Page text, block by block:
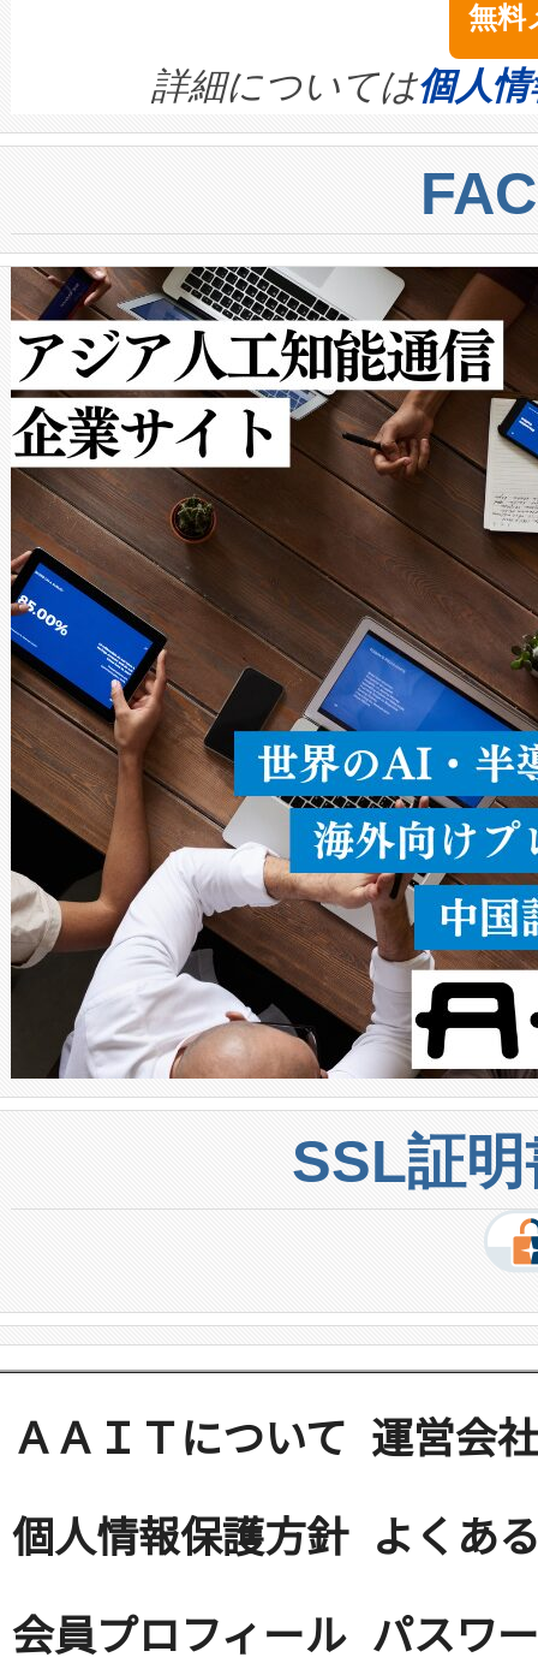
きます。この効率性は、フェ
ます。 Voltaiq provides a
quality and reliability for AI
BESS stack to ensure battery
centers. Voltaiqは、ai&のAI
からシステム統合、試運転、
クルの各段階のデータを監視
[…]
イズの小径化を実現すること
す。ノーマルモードでは、
ートル先まで検出でき、これ
トに対して約600メートルに
では、反射率10％のターゲッ
で向上し、最大検知距離は
ットだけで最大1キロメート
ルの変電所周囲を監視でき、
作業と点群処理を簡素化でき
Avia 2は、2種類のFOVオプシ
× 80°のノーマルモード、長
ードを切り替えて使用するこ
ることなく、単一のデバイス
うにします。遠距離まで届く
密度なスキャ […]
無料
詳細については個人
SSL証
ＡＡＩＴについて 運営会社
個人情報保護方針 よくあ
会員プロフィール パスワ